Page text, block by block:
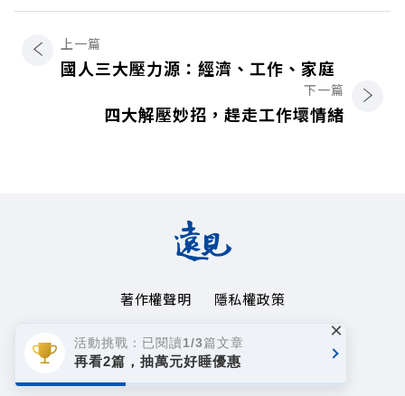
上一篇
國人三大壓力源：經濟、工作、家庭
下一篇
四大解壓妙招，趕走工作壞情緒
著作權聲明
隱私權政策
Copyright© 1999~2026
遠見天下文化事業群. All rights reserved.
活動挑戰：已閱讀1/3篇文章
再看2篇，抽萬元好睡優惠
×